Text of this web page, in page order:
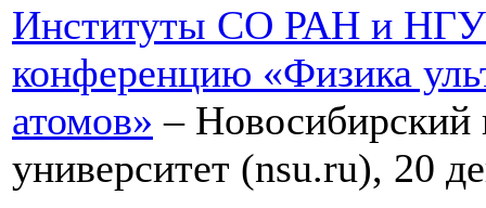
Институты СО РАН и НГУ
конференцию «Физика
атомов» – Новосибирский
университет (nsu.ru), 20